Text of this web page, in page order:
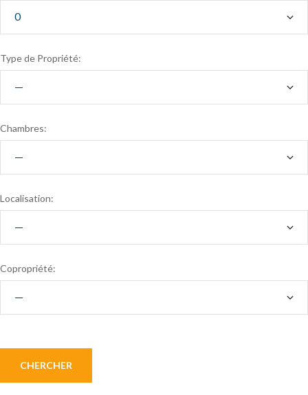
Type de Propriété:
Chambres:
Localisation:
Copropriété: